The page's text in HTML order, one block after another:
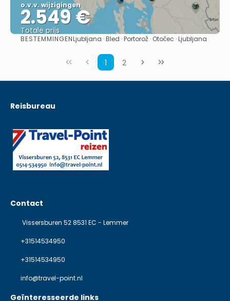
o.v.v. wijzigingen
2.549 €
Totale prijs
Bekijk
BESTEMMINGENLjubljana · Bled · Portorož · Otočec · Ljubljana
1 2
Reisbureau
Contact
Vissersburen 52 8531 EC - Lemmer
+31514534950
+31514534950
info@travel-point.nl
Geïnteresseerde links